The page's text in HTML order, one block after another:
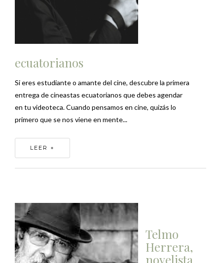
ecuatorianos
Si eres estudiante o amante del cine, descubre la primera
entrega de cineastas ecuatorianos que debes agendar
en tu videoteca. Cuando pensamos en cine, quizás lo
primero que se nos viene en mente...
LEER +
Telmo
Herrera,
novelista